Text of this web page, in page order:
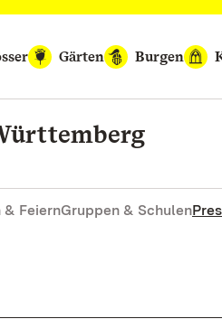
Gärten Burgen
& FeiernGruppen & Schulen